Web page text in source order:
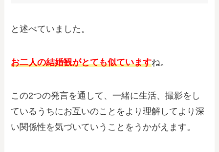
と述べていました。
お二人の結婚観がとても似ていますね。
この2つの発言を通して、一緒に生活、撮影をし
ているうちにお互いのことをより理解してより深
い関係性を気づいていうことをうかがえます。